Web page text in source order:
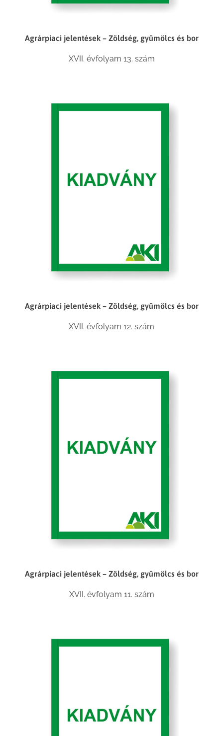
Agrárpiaci jelentések – Zöldség, gyümölcs és bor
XVII. évfolyam 13. szám
Agrárpiaci jelentések – Zöldség, gyümölcs és bor
XVII. évfolyam 12. szám
Agrárpiaci jelentések – Zöldség, gyümölcs és bor
XVII. évfolyam 11. szám